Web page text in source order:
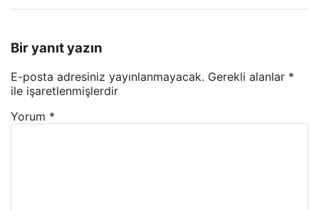
Bir yanıt yazın
E-posta adresiniz yayınlanmayacak. Gerekli alanlar *
ile işaretlenmişlerdir
Yorum *